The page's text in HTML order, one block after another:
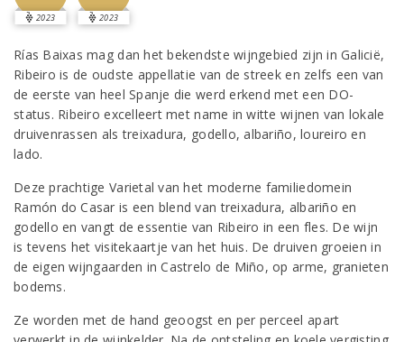
2023 2023
Rías Baixas mag dan het bekendste wijngebied zijn in Galicië,
Ribeiro is de oudste appellatie van de streek en zelfs een van
de eerste van heel Spanje die werd erkend met een DO-
status. Ribeiro excelleert met name in witte wijnen van lokale
druivenrassen als treixadura, godello, albariño, loureiro en
lado.
Deze prachtige Varietal van het moderne familiedomein
Ramón do Casar is een blend van treixadura, albariño en
godello en vangt de essentie van Ribeiro in een fles. De wijn
is tevens het visitekaartje van het huis. De druiven groeien in
de eigen wijngaarden in Castrelo de Miño, op arme, granieten
bodems.
Ze worden met de hand geoogst en per perceel apart